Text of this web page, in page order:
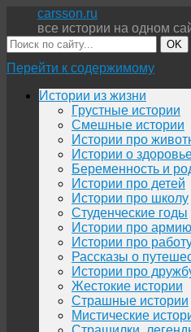
carsson.ru
все истории на одном
OK
Перейти к содержимому
Истории из жизни
Грустные истории
Смешные истории
Истории про
Истории о
Беременность и
Истории про детей
Истории про школу
Студенческие годы
Истории про армию
Истории про
Рассказы о
Истории про
Жестокие истории
Страшные истории
Мистические